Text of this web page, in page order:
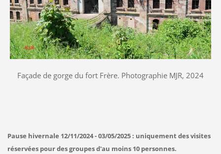
Façade de gorge du fort Frère. Photographie MJR, 2024
Pause hivernale 12/11/2024 - 03/05/2025 : uniquement des visites
réservées pour des groupes d'au moins 10 personnes.